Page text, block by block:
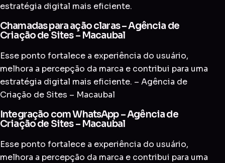
estratégia digital mais eficiente.
Chamadas para ação claras – Agência de
Criação de Sites – Macaubal
Esse ponto fortalece a experiência do usuário,
melhora a percepção da marca e contribui para uma
estratégia digital mais eficiente. – Agência de
Criação de Sites – Macaubal
Integração com WhatsApp – Agência de
Criação de Sites – Macaubal
Esse ponto fortalece a experiência do usuário,
melhora a percepção da marca e contribui para uma